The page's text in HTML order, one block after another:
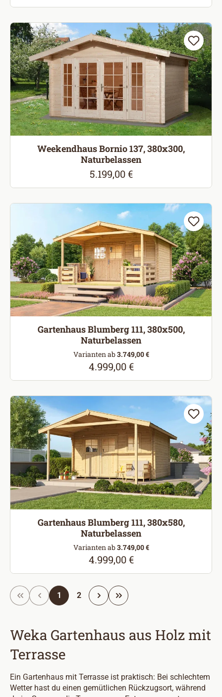
Weekendhaus Bornio 137, 380x300,
Naturbelassen
Regulärer Preis:
5.199,00 €
Gartenhaus Blumberg 111, 380x500,
Naturbelassen
Varianten ab3.749,00 €
Regulärer Preis:
4.999,00 €
Gartenhaus Blumberg 111, 380x580,
Naturbelassen
Varianten ab3.749,00 €
Regulärer Preis:
4.999,00 €
Seite
1 Seite
2
Weka Gartenhaus aus Holz mit
Terrasse
Ein Gartenhaus mit Terrasse ist praktisch: Bei schlechtem
Wetter hast du einen gemütlichen Rückzugsort, während